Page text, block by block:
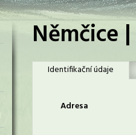
Němčice
Identifikační údaje
Adresa